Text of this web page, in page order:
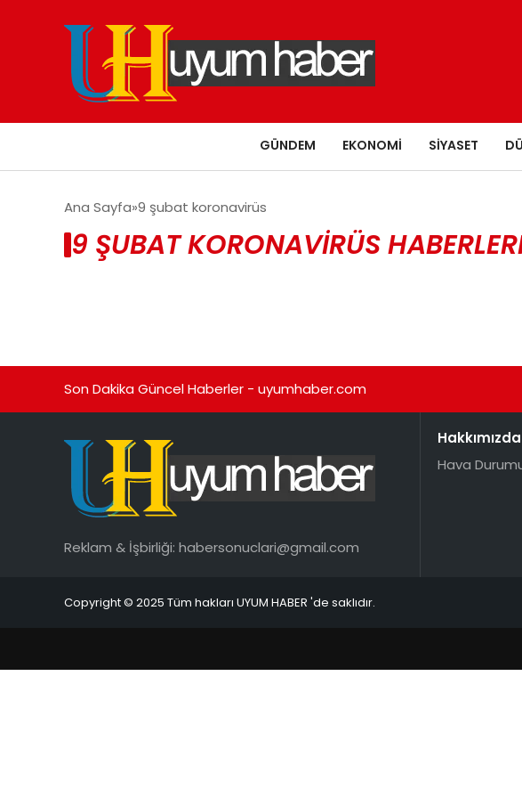
GÜNDEM EKONOMI SIYASET
Ana Sayfa 9 şubat koronavirüs
9 ŞUBAT KORONAVIRÜS
Son Dakika Güncel Haberler - uyumhaber.com
Reklam & İşbirliği: habersonuclari@gmail.com
Hakkımızda
Hava
Copyright © 2025 Tüm hakları UYUM HABER 'de saklıdır.